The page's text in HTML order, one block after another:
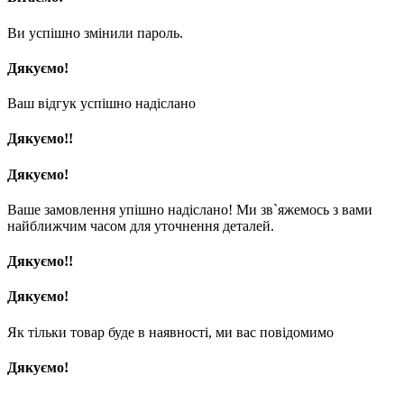
Ви успішно змінили пароль.
Дякуємо!
Ваш відгук успішно надіслано
Дякуємо!!
Дякуємо!
Ваше замовлення упішно надіслано! Ми зв`яжемось з вами
найближчим часом для уточнення деталей.
Дякуємо!!
Дякуємо!
Як тільки товар буде в наявності, ми вас повідомимо
Дякуємо!